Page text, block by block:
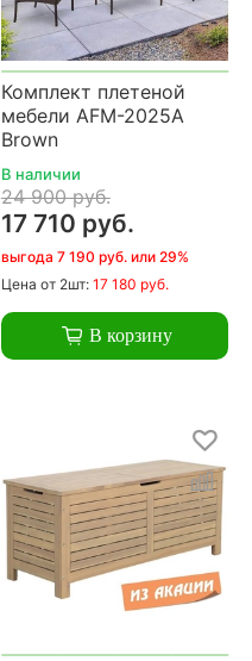
Комплект плетеной
мебели AFM-2025A
Brown
В наличии
24 900 руб.
17 710 руб.
выгода 7 190 руб. или 29%
Цена от 2шт: 17 180 руб.
В корзину